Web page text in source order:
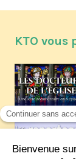
KTO vous